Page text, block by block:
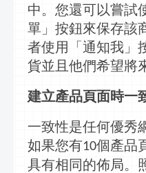
中。您還可以嘗試
單」按鈕來保存該
者使用「通知我」
貨並且他們希望將
建立產品頁面時一
一致性是任何優秀
如果您有10個產品
具有相同的佈局。